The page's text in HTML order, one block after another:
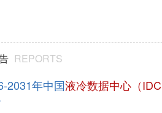
REPORTS
2031年中国液冷数据中心（